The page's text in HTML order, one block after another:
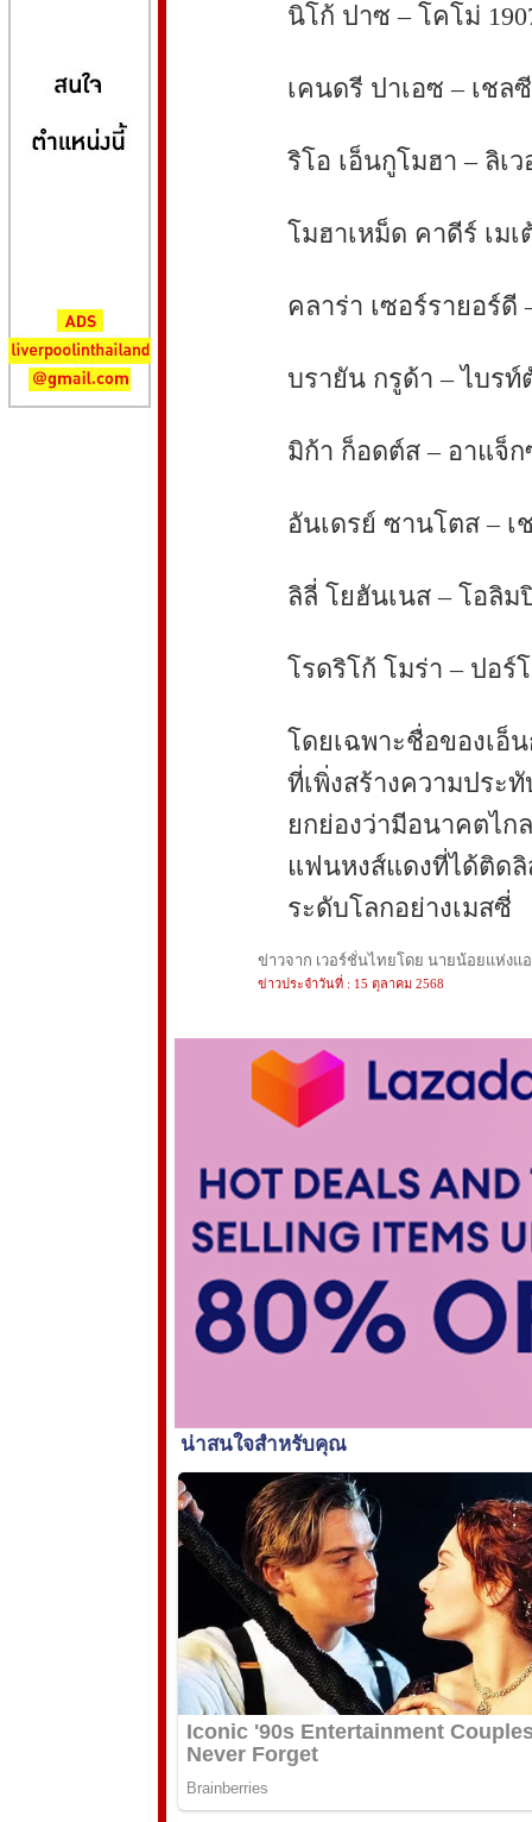
นิโก้ ปาซ – โคโม่
เคนดรี ปาเอซ – เชลซี
ริโอ เอ็นกูโมฮา – ลิเ
โมฮาเหม็ด คาดีร์ เมเ
คลาร่า เซอร์รายอร์
บรายัน กรูด้า – ไบรท์
มิก้า ก็อดต์ส – อาแจ็ก
อันเดรย์ ซานโตส – เ
ลิลี่ โยฮันเนส – โอลิ
โรดริโก้ โมร่า – ปอร์
โดยเฉพาะชื่อของเอ็
ที่เพิ่งสร้างความประ
ยกย่องว่ามีอนาคตไก
แฟนหงส์แดงที่ได้ติด
ระดับโลกอย่างเมสซี่
ข่าวจาก เวอร์ชั่นไทยโดย นายน้อยแห่งแ
ข่าวประจำวันที่ : 15 ตุลาคม 2568